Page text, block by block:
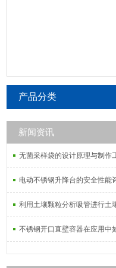
产品分类
新闻资讯
无菌采样袋的设计原理与制作
电动不锈钢升降台的安全性能
利用土壤颗粒分析吸管进行土
不锈钢开口直壁容器在应用中